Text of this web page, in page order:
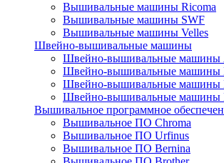
Вышивальные машины Ricoma
Вышивальные машины SWF
Вышивальные машины Velles
Швейно-вышивальные машины
Швейно-вышивальные машины
Швейно-вышивальные машины
Швейно-вышивальные машины
Швейно-вышивальные машины
Вышивальное программное
Вышивальное ПО Chroma
Вышивальное ПО Urfinus
Вышивальное ПО Bernina